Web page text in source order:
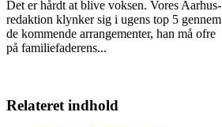
Det er hårdt at blive voksen. Vores Aarhus-
redaktion klynker sig i ugens top 5 gennem
de kommende arrangementer, han må ofre
på familiefaderens...
Relateret indhold